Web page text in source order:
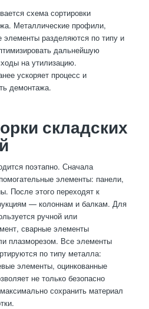
схема сортировки
Металлические профили,
элементы разделяются по типу и
дальнейшую
на утилизацию.
ускоряет процесс и
демонтажа.
складских
поэтапно. Сначала
элементы: панели,
После этого переходят к
— колоннам и балкам. Для
ручной или
сварные элементы
плазморезом. Все элементы
по типу металла:
элементы, оцинкованные
не только безопасно
сохранить материал